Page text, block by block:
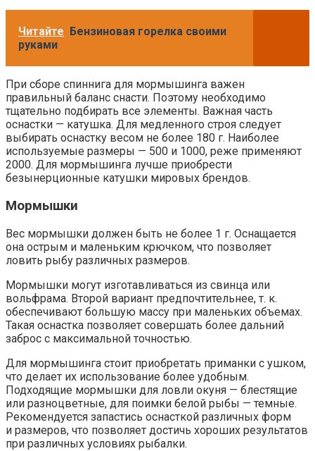
Читайте Бензиновая горелка своими
руками
При сборе спиннига для мормышинга важен
правильный баланс снасти. Поэтому необходимо
тщательно подбирать все элементы. Важная часть
оснастки — катушка. Для медленного строя следует
выбирать оснастку весом не более 180 г. Наиболее
используемые размеры — 500 и 1000, реже применяют
2000. Для мормышинга лучше приобрести
безынерционные катушки мировых брендов.
Мормышки
Вес мормышки должен быть не более 1 г. Оснащается
она острым и маленьким крючком, что позволяет
ловить рыбу различных размеров.
Мормышки могут изготавливаться из свинца или
вольфрама. Второй вариант предпочтительнее, т. к.
обеспечивают большую массу при маленьких объемах.
Такая оснастка позволяет совершать более дальний
заброс с максимальной точностью.
Для мормышинга стоит приобретать приманки с ушком,
что делает их использование более удобным.
Подходящие мормышки для ловли окуня — блестящие
или разноцветные, для поимки белой рыбы — темные.
Рекомендуется запастись оснасткой различных форм
и размеров, что позволяет достичь хороших результатов
при различных условиях рыбалки.